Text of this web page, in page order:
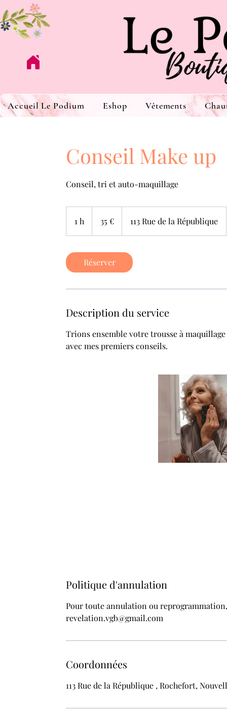
Accueil Le Podium Eshop Vêtements
Conseil Make up
Conseil, tri et auto-maquillage
1 h 35 € 113 Rue de la République
Réserver
Description du service
Trions ensemble votre trousse à
avec mes premiers conseils.
Politique d'annulation
Pour toute annulation ou reprogrammation,
revelation.vgb@gmail.com
Coordonnées
113 Rue de la République , Rochefort,